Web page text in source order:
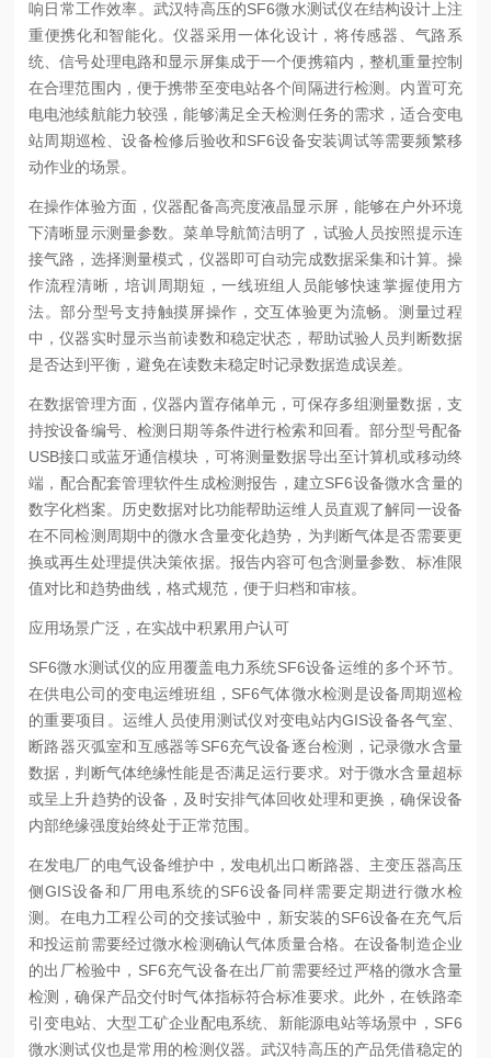
响日常工作效率。武汉特高压的SF6微水测试仪在结构设计上注
重便携化和智能化。仪器采用一体化设计，将传感器、气路系
统、信号处理电路和显示屏集成于一个便携箱内，整机重量控制
在合理范围内，便于携带至变电站各个间隔进行检测。内置可充
电电池续航能力较强，能够满足全天检测任务的需求，适合变电
站周期巡检、设备检修后验收和SF6设备安装调试等需要频繁移
动作业的场景。
在操作体验方面，仪器配备高亮度液晶显示屏，能够在户外环境
下清晰显示测量参数。菜单导航简洁明了，试验人员按照提示连
接气路，选择测量模式，仪器即可自动完成数据采集和计算。操
作流程清晰，培训周期短，一线班组人员能够快速掌握使用方
法。部分型号支持触摸屏操作，交互体验更为流畅。测量过程
中，仪器实时显示当前读数和稳定状态，帮助试验人员判断数据
是否达到平衡，避免在读数未稳定时记录数据造成误差。
在数据管理方面，仪器内置存储单元，可保存多组测量数据，支
持按设备编号、检测日期等条件进行检索和回看。部分型号配备
USB接口或蓝牙通信模块，可将测量数据导出至计算机或移动终
端，配合配套管理软件生成检测报告，建立SF6设备微水含量的
数字化档案。历史数据对比功能帮助运维人员直观了解同一设备
在不同检测周期中的微水含量变化趋势，为判断气体是否需要更
换或再生处理提供决策依据。报告内容可包含测量参数、标准限
值对比和趋势曲线，格式规范，便于归档和审核。
应用场景广泛，在实战中积累用户认可
SF6微水测试仪的应用覆盖电力系统SF6设备运维的多个环节。
在供电公司的变电运维班组，SF6气体微水检测是设备周期巡检
的重要项目。运维人员使用测试仪对变电站内GIS设备各气室、
断路器灭弧室和互感器等SF6充气设备逐台检测，记录微水含量
数据，判断气体绝缘性能是否满足运行要求。对于微水含量超标
或呈上升趋势的设备，及时安排气体回收处理和更换，确保设备
内部绝缘强度始终处于正常范围。
在发电厂的电气设备维护中，发电机出口断路器、主变压器高压
侧GIS设备和厂用电系统的SF6设备同样需要定期进行微水检
测。在电力工程公司的交接试验中，新安装的SF6设备在充气后
和投运前需要经过微水检测确认气体质量合格。在设备制造企业
的出厂检验中，SF6充气设备在出厂前需要经过严格的微水含量
检测，确保产品交付时气体指标符合标准要求。此外，在铁路牵
引变电站、大型工矿企业配电系统、新能源电站等场景中，SF6
微水测试仪也是常用的检测仪器。武汉特高压的产品凭借稳定的